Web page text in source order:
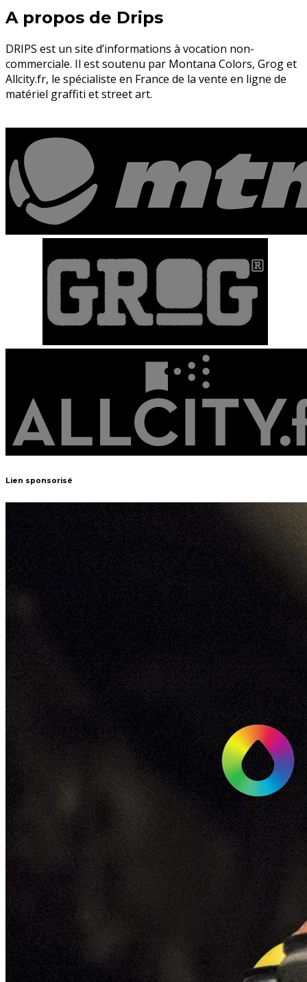
A propos de Drips
DRIPS est un site d’informations à vocation non-
commerciale. Il est soutenu par Montana Colors, Grog et
Allcity.fr, le spécialiste en France de la vente en ligne de
matériel graffiti et street art.
Lien sponsorisé